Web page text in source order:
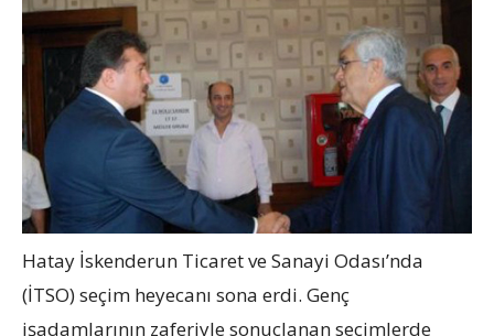
Hatay İskenderun Ticaret ve Sanayi Odası’nda
(İTSO) seçim heyecanı sona erdi. Genç
işadamlarının zaferiyle sonuçlanan seçimlerde